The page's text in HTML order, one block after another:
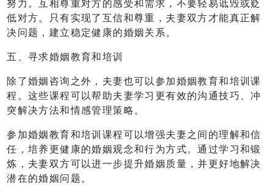
努力。互相尊重对方的感受和需求，不要轻易诋毁或贬
低对方。只有实现了互信和尊重，夫妻双方才能真正解
决问题，建立稳定健康的婚姻关系。
五、寻求婚姻教育和培训
除了婚姻咨询之外，夫妻也可以参加婚姻教育和培训课
程。这些课程可以帮助夫妻学习更有效的沟通技巧、冲
突解决方法和情感管理策略。
参加婚姻教育和培训课程可以增强夫妻之间的理解和信
任，培养更健康的婚姻观念和行为方式。通过学习和锻
炼，夫妻双方可以进一步提升婚姻质量，并更好地解决
潜在的婚姻问题。